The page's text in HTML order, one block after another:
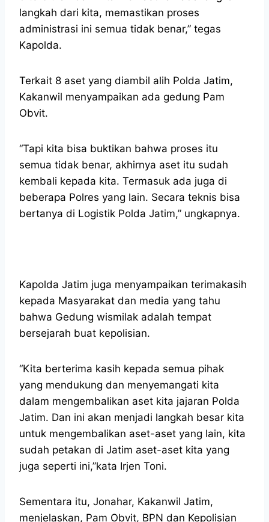
langkah dari kita, memastikan proses
administrasi ini semua tidak benar,” tegas
Kapolda.
Terkait 8 aset yang diambil alih Polda Jatim,
Kakanwil menyampaikan ada gedung Pam
Obvit.
“Tapi kita bisa buktikan bahwa proses itu
semua tidak benar, akhirnya aset itu sudah
kembali kepada kita. Termasuk ada juga di
beberapa Polres yang lain. Secara teknis bisa
bertanya di Logistik Polda Jatim,” ungkapnya.
Kapolda Jatim juga menyampaikan terimakasih
kepada Masyarakat dan media yang tahu
bahwa Gedung wismilak adalah tempat
bersejarah buat kepolisian.
“Kita berterima kasih kepada semua pihak
yang mendukung dan menyemangati kita
dalam mengembalikan aset kita jajaran Polda
Jatim. Dan ini akan menjadi langkah besar kita
untuk mengembalikan aset-aset yang lain, kita
sudah petakan di Jatim aset-aset kita yang
juga seperti ini,”kata Irjen Toni.
Sementara itu, Jonahar, Kakanwil Jatim,
menjelaskan, Pam Obvit, BPN dan Kepolisian